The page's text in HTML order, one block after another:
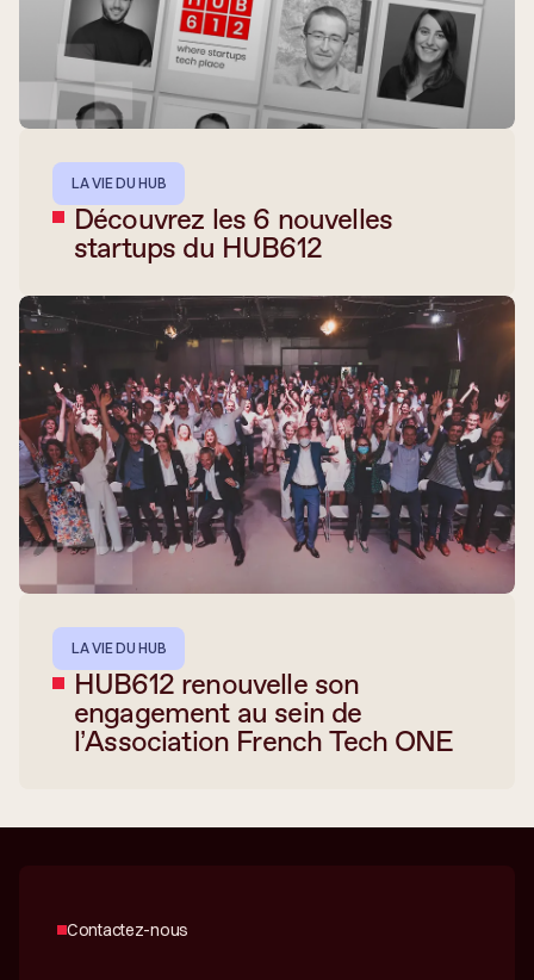
LA VIE DU HUB
Découvrez les 6 nouvelles
startups du HUB612
LA VIE DU HUB
HUB612 renouvelle son
engagement au sein de
l’Association French Tech ONE
Contactez-nous